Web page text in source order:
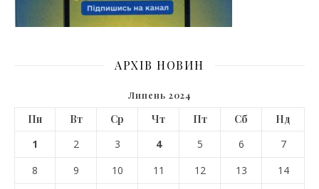
АРХІВ НОВИН
Липень 2024
Пн Вт Ср Чт Пт Сб
Нд
1
2 3 4 5 6
7
8
9 10 11 12 13
14